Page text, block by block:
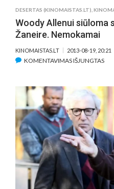
DESERTAS (KINOMAISTAS.LT)
Woody Allenui siūloma
Žaneire. Nemokamai
KINOMAISTAS.LT 2013-08-19, 20:21
KOMENTAVIMAS IŠJUNGTAS
DE